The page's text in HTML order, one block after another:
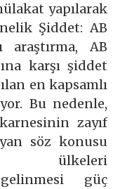
yapılarak
Şiddet: AB
araştırma, AB
karşı şiddet
en kapsamlı
Bu nedenle,
zayıf
söz konusu
ülkeleri
güç